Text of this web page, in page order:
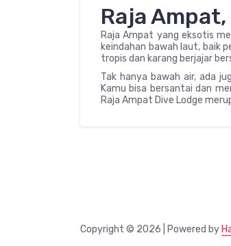
Raja
Raja Ampat yang eksotis
keindahan bawah laut, baik
tropis dan karang berjajar
Tak hanya bawah air, ada
Kamu bisa bersantai dan
Raja Ampat Dive Lodge
Copyright © 2026 | Powered by